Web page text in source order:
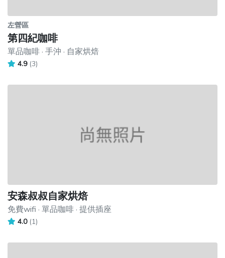
左營區
第四紀咖啡
單品咖啡 · 手沖 · 自家烘焙
4.9 (3)
安森叔叔自家烘焙
免費wifi · 單品咖啡 · 提供插座
4.0 (1)